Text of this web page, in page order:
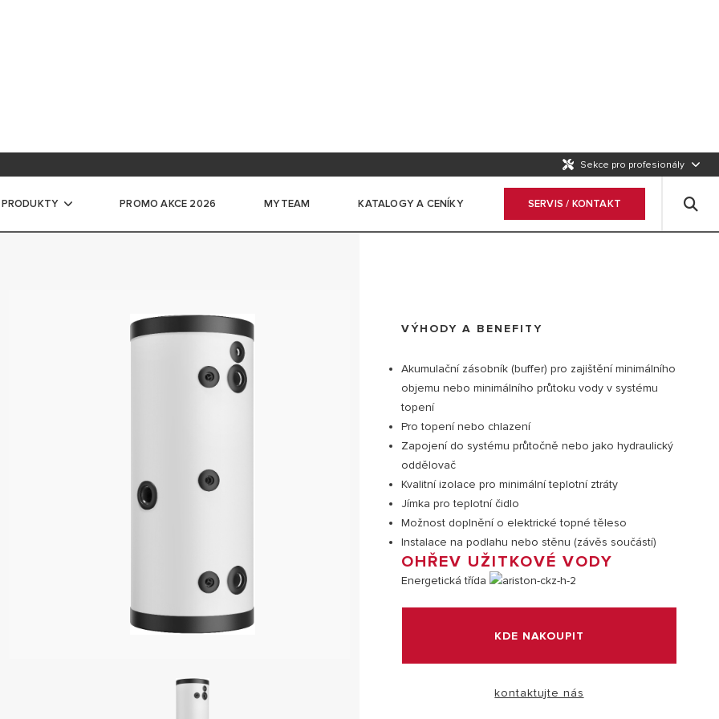
Sekce pro profesionály
VISIT
PROMO AKCE 2026 MYTEAM KATALOGY A CENÍKY SERVIS / KONTAKT
VÝHODY A BENEFITY
Akumulační zásobník (buffer) pro zajištění minimálního
objemu nebo minimálního průtoku vody v systému
topení
Pro topení nebo chlazení
Zapojení do systému průtočně nebo jako hydraulický
oddělovač
Kvalitní izolace pro minimální teplotní ztráty
Jímka pro teplotní čidlo
Možnost doplnění o elektrické topné těleso
Instalace na podlahu nebo stěnu (závěs součástí)
OHŘEV UŽITKOVÉ VODY
Energetická třída
KDE NAKOUPIT
kontaktujte nás